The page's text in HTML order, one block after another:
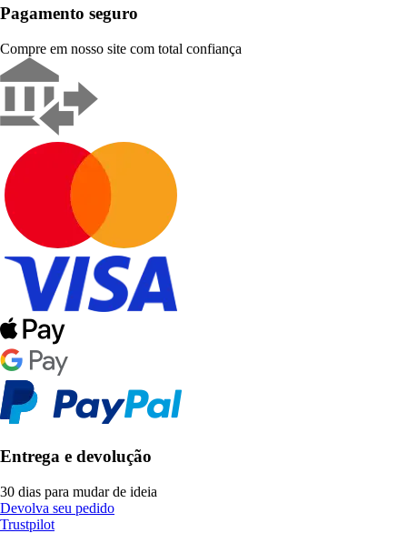
Pagamento seguro
Compre em nosso site com total confiança
Entrega e devolução
30 dias para mudar de ideia
Devolva seu pedido
Trustpilot